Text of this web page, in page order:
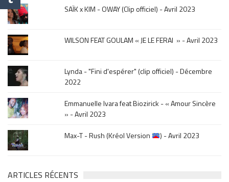
la
sortie
SAÏK x KIM - OWAY (Clip officiel) - Avril 2023
WILSON FEAT GOULAM « JE LE FERAI » - Avril 2023
Lynda - "Fini d'espérer" (clip officiel) - Décembre
2022
Emmanuelle Ivara feat Biozirick - « Amour Sincère
» - Avril 2023
Max-T - Rush (Kréol Version
) - Avril 2023
ARTICLES RÉCENTS